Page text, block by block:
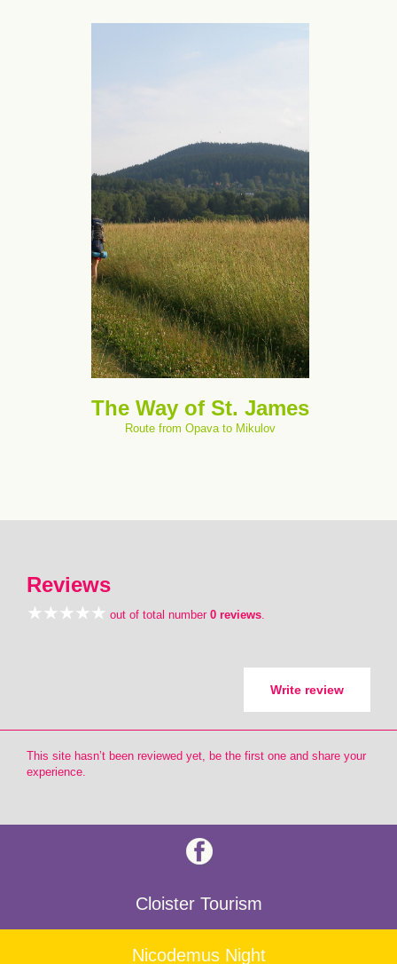
The Way of St. James
Route from Opava to Mikulov
Reviews
out of total number 0 reviews.
Write review
This site hasn’t been reviewed yet, be the first one and share your
experience.
Cloister Tourism
Nicodemus Night